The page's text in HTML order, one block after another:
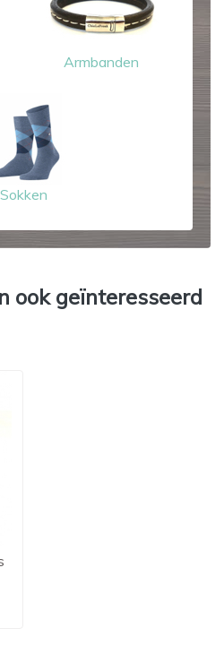
Armbanden
Sokken
ook geïnteresseerd